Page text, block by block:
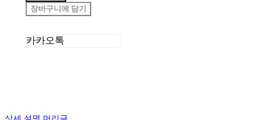
장바구니에 담기
카카오톡